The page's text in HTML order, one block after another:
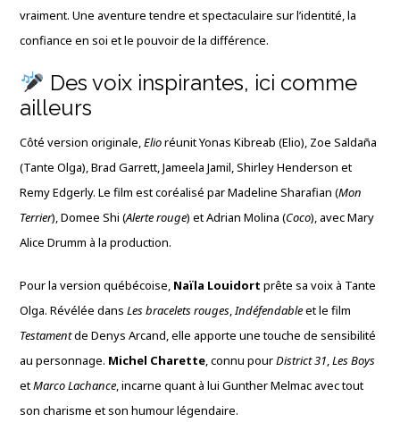
vraiment. Une aventure tendre et spectaculaire sur l’identité, la
confiance en soi et le pouvoir de la différence.
Des voix inspirantes, ici comme
ailleurs
Côté version originale,Elioréunit Yonas Kibreab (Elio), Zoe Saldaña
(Tante Olga), Brad Garrett, Jameela Jamil, Shirley Henderson et
Remy Edgerly. Le film est coréalisé par Madeline Sharafian (Mon
Terrier), Domee Shi (Alerte rouge) et Adrian Molina (Coco), avec Mary
Alice Drumm à la production.
Pour la version québécoise, Naïla Louidort prête sa voix à Tante
Olga. Révélée dansLes bracelets rouges,Indéfendableet le film
Testamentde Denys Arcand, elle apporte une touche de sensibilité
au personnage. Michel Charette, connu pourDistrict 31,Les Boys
etMarco Lachance, incarne quant à lui Gunther Melmac avec tout
son charisme et son humour légendaire.